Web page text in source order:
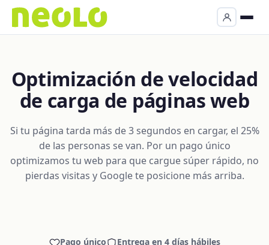
Optimización de velocidad
de carga de páginas web
Si tu página tarda más de 3 segundos en cargar, el 25%
de las personas se van. Por un pago único
optimizamos tu web para que cargue súper rápido, no
pierdas visitas y Google te posicione más arriba.
Pago único
Entrega en 4 días hábiles